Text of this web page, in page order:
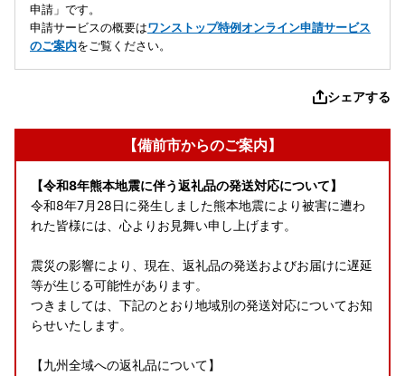
申請」です。
申請サービスの概要はワンストップ特例オンライン申請サービス
のご案内をご覧ください。
シェアする
【備前市からのご案内】
【令和8年熊本地震に伴う返礼品の発送対応について】
令和8年7月28日に発生しました熊本地震により被害に遭わ
れた皆様には、心よりお見舞い申し上げます。
震災の影響により、現在、返礼品の発送およびお届けに遅延
等が生じる可能性があります。
つきましては、下記のとおり地域別の発送対応についてお知
らせいたします。
【九州全域への返礼品について】